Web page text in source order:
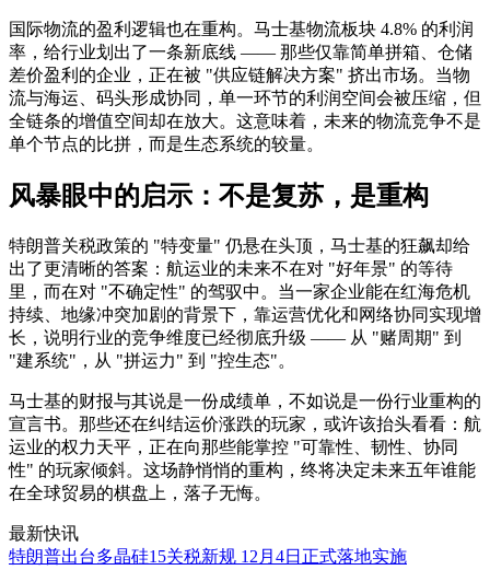
国际物流的盈利逻辑也在重构。马士基物流板块 4.8% 的利润
率，给行业划出了一条新底线 —— 那些仅靠简单拼箱、仓储
差价盈利的企业，正在被 "供应链解决方案" 挤出市场。当物
流与海运、码头形成协同，单一环节的利润空间会被压缩，但
全链条的增值空间却在放大。这意味着，未来的物流竞争不是
单个节点的比拼，而是生态系统的较量。
风暴眼中的启示：不是复苏，是重构
特朗普关税政策的 "特变量" 仍悬在头顶，马士基的狂飙却给
出了更清晰的答案：航运业的未来不在对 "好年景" 的等待
里，而在对 "不确定性" 的驾驭中。当一家企业能在红海危机
持续、地缘冲突加剧的背景下，靠运营优化和网络协同实现增
长，说明行业的竞争维度已经彻底升级 —— 从 "赌周期" 到
"建系统"，从 "拼运力" 到 "控生态"。
马士基的财报与其说是一份成绩单，不如说是一份行业重构的
宣言书。那些还在纠结运价涨跌的玩家，或许该抬头看看：航
运业的权力天平，正在向那些能掌控 "可靠性、韧性、协同
性" 的玩家倾斜。这场静悄悄的重构，终将决定未来五年谁能
在全球贸易的棋盘上，落子无悔。
最新快讯
特朗普出台多晶硅15关税新规 12月4日正式落地实施